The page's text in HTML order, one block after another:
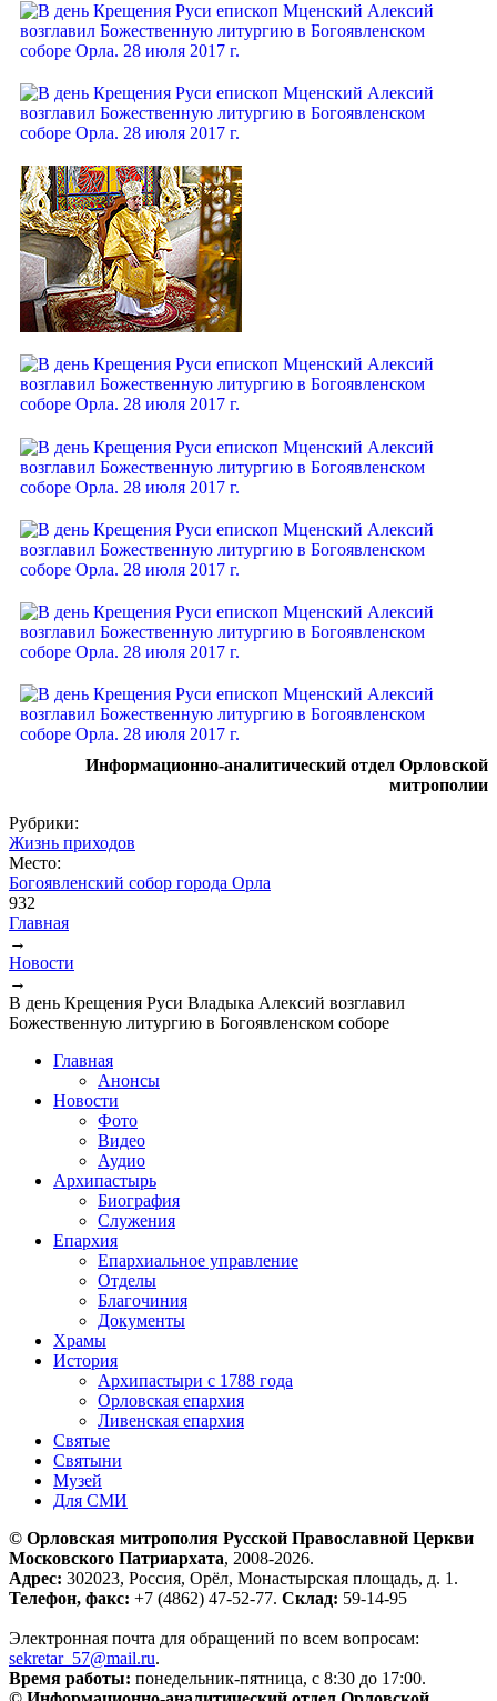
Информационно-аналитический отдел Орловской
митрополии
Рубрики:
Жизнь приходов
Место:
Богоявленский собор города Орла
932
Вы здесь
Главная
→
Новости
→
В день Крещения Руси Владыка Алексий возглавил
Божественную литургию в Богоявленском соборе
Главная
Анонсы
Новости
Фото
Видео
Аудио
Архипастырь
Биография
Служения
Епархия
Епархиальное управление
Отделы
Благочиния
Документы
Храмы
История
Архипастыри с 1788 года
Орловская епархия
Ливенская епархия
Святые
Святыни
Музей
Для СМИ
© Орловская митрополия Русской Православной Церкви
Московского Патриархата, 2008-2026.
Адрес: 302023, Россия, Орёл, Монастырская площадь, д. 1.
Телефон, факс: +7 (4862) 47-52-77. Склад: 59-14-95
Электронная почта для обращений по всем вопросам:
sekretar_57@mail.ru.
Время работы: понедельник-пятница, с 8:30 до 17:00.